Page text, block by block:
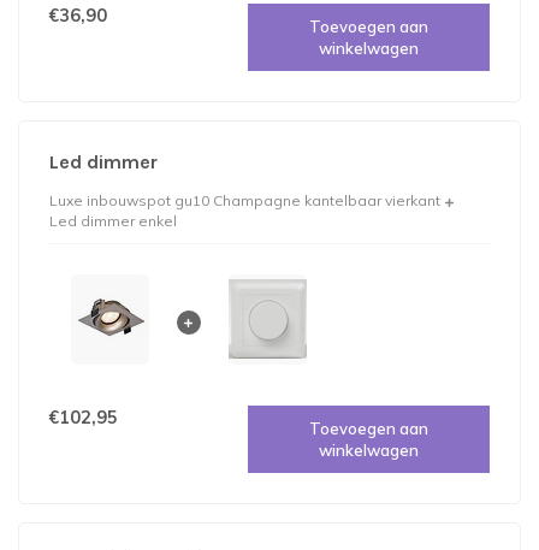
€36,90
Toevoegen aan
winkelwagen
Led dimmer
Luxe inbouwspot gu10 Champagne kantelbaar vierkant
Led dimmer enkel
€102,95
Toevoegen aan
winkelwagen